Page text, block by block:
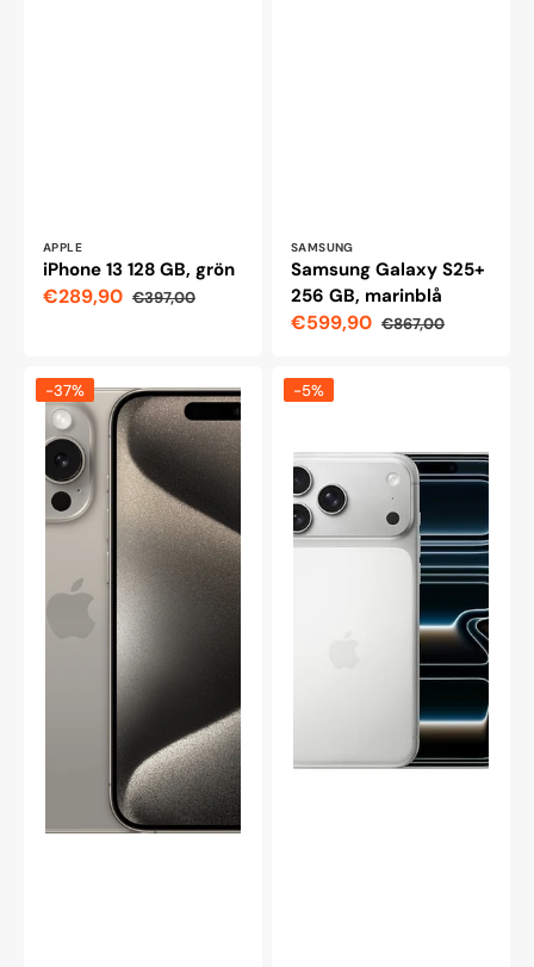
Leverantör:
APPLE
iPhone 13 128 GB, grön
Reapris
€289,90
Ordinarie
€397,00
Leverantör:
SAMSUNG
Samsung Galaxy S25+
256 GB, marinblå
Reapris
€599,90
Ordinarie
€867,00
Apple
iPhone
Pro
256
GB,
Naturlig
-37%
Apple
iPhone
Pro
Max
512
GB
Silver
-5%